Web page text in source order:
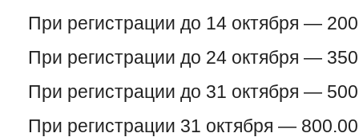
При регистрации до 14 октября —
При регистрации до 24 октября —
При регистрации до 31 октября —
При регистрации 31 октября —